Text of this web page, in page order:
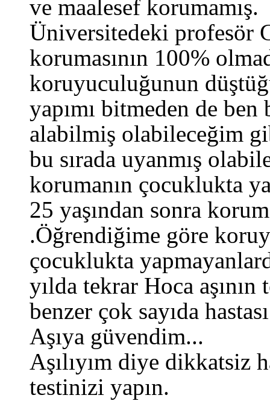
ve maalesef korumamış.
Üniversitedeki profesör
korumasının 100%
koruyuculuğunun
yapımı bitmeden de
alabilmiş olabileceğim
bu sırada uyanmış
korumanın çocuklukta
25 yaşından sonra
.Öğrendiğime göre
çocuklukta
yılda tekrar Hoca
benzer çok sayıda
Aşıya güvendim...
Aşılıyım diye dikkatsiz
testinizi yapın.